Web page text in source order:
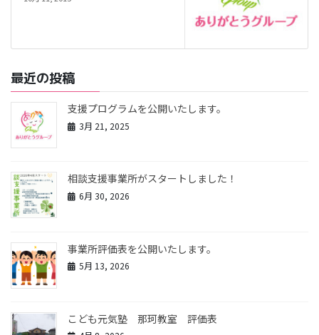
最近の投稿
支援プログラムを公開いたします。
3月 21, 2025
相談支援事業所がスタートしました！
6月 30, 2026
事業所評価表を公開いたします。
5月 13, 2026
こども元気塾 那珂教室 評価表